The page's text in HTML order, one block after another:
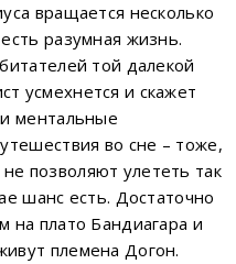
вращается несколько
разумная жизнь.
той далекой
усмехнется и скажет
ментальные
во сне – тоже,
позволяют улететь так
шанс есть. Достаточно
на плато Бандиагара и
племена Догон.